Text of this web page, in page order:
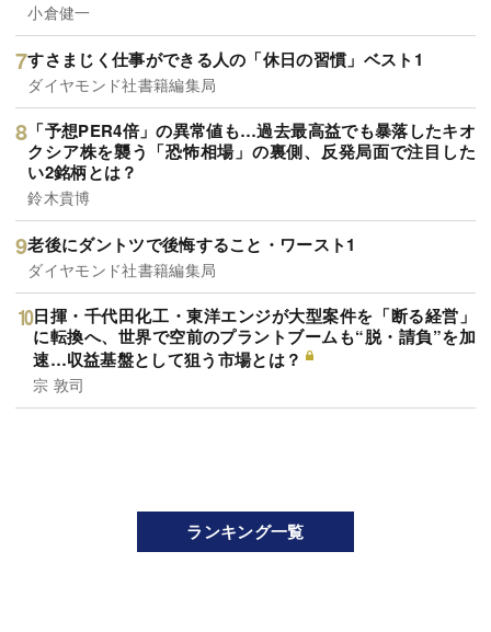
小倉健一
すさまじく仕事ができる人の「休日の習慣」ベスト1
ダイヤモンド社書籍編集局
「予想PER4倍」の異常値も…過去最高益でも暴落したキオ
クシア株を襲う「恐怖相場」の裏側、反発局面で注目した
い2銘柄とは？
鈴木貴博
老後にダントツで後悔すること・ワースト1
ダイヤモンド社書籍編集局
日揮・千代田化工・東洋エンジが大型案件を「断る経営」
に転換へ、世界で空前のプラントブームも“脱・請負”を加
速…収益基盤として狙う市場とは？
宗 敦司
ランキング一覧